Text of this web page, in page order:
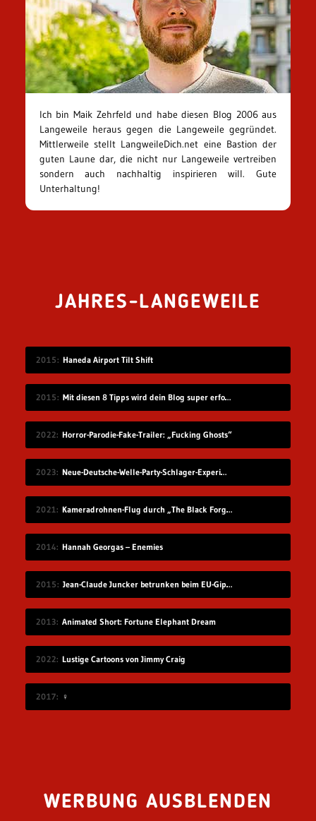
Ich bin Maik Zehrfeld und habe diesen Blog 2006 aus
Langeweile heraus gegen die Langeweile gegründet.
Mittlerweile stellt LangweileDich.net eine Bastion der
guten Laune dar, die nicht nur Langeweile vertreiben
sondern auch nachhaltig inspirieren will. Gute
Unterhaltung!
JAHRES-LANGEWEILE
2015 Haneda Airport Tilt Shift
2015 Mit diesen 8 Tipps wird dein Blog super erfolgreich, du glaubst nicht, wie einfach es ist!
2022 Horror-Parodie-Fake-Trailer: „Fucking Ghosts“
2023 Neue-Deutsche-Welle-Party-Schlager-Experiment: „Schampus im Pool“
2021 Kameradrohnen-Flug durch „The Black Forge Inn Bar“
2014 Hannah Georgas – Enemies
2015 Jean-Claude Juncker betrunken beim EU-Gipfel
2013 Animated Short: Fortune Elephant Dream
2022 Lustige Cartoons von Jimmy Craig
2017 ♀
WERBUNG AUSBLENDEN